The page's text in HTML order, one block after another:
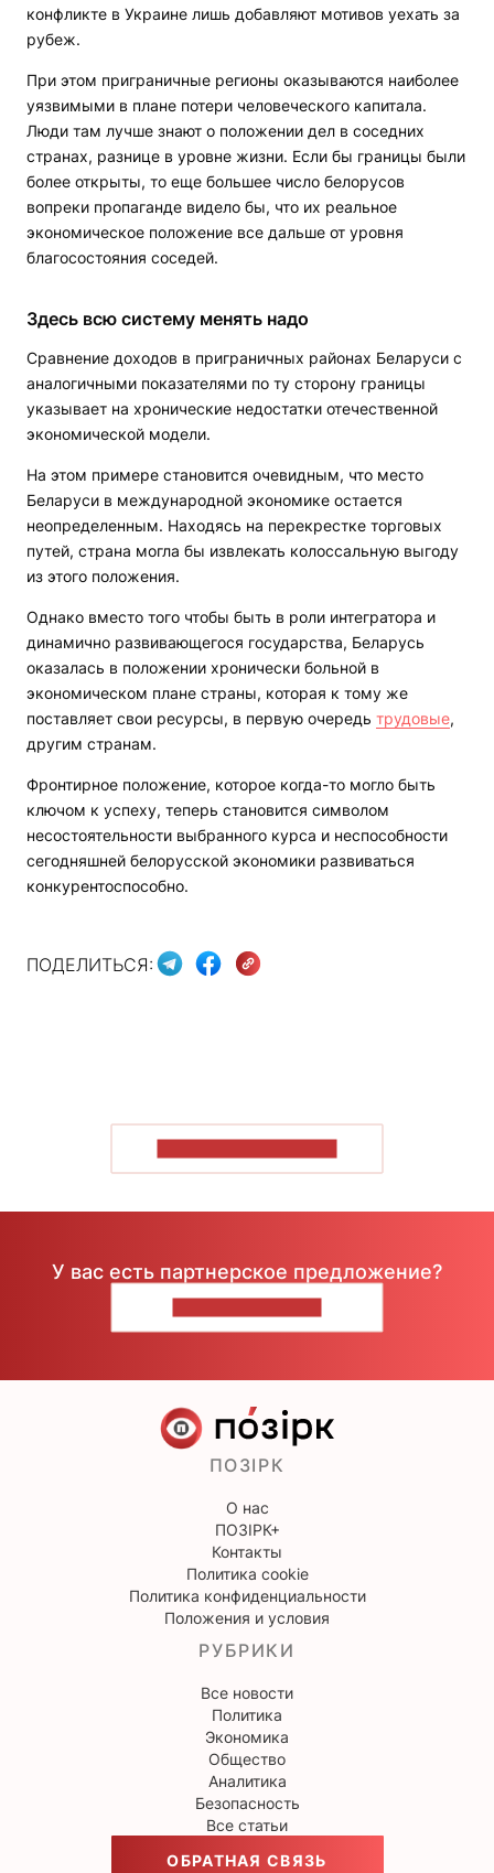
конфликте в Украине лишь добавляют мотивов уехать за
рубеж.
При этом приграничные регионы оказываются наиболее
уязвимыми в плане потери человеческого капитала.
Люди там лучше знают о положении дел в соседних
странах, разнице в уровне жизни. Если бы границы были
более открыты, то еще большее число белорусов
вопреки пропаганде видело бы, что их реальное
экономическое положение все дальше от уровня
благосостояния соседей.
Здесь всю систему менять надо
Сравнение доходов в приграничных районах Беларуси с
аналогичными показателями по ту сторону границы
указывает на хронические недостатки отечественной
экономической модели.
На этом примере становится очевидным, что место
Беларуси в международной экономике остается
неопределенным. Находясь на перекрестке торговых
путей, страна могла бы извлекать колоссальную выгоду
из этого положения.
Однако вместо того чтобы быть в роли интегратора и
динамично развивающегося государства, Беларусь
оказалась в положении хронически больной в
экономическом плане страны, которая к тому же
поставляет свои ресурсы, в первую очередь трудовые,
другим странам.
Фронтирное положение, которое когда-то могло быть
ключом к успеху, теперь становится символом
несостоятельности выбранного курса и неспособности
сегодняшней белорусской экономики развиваться
конкурентоспособно.
ПОДЕЛИТЬСЯ:
У вас есть партнерское предложение?
ПОЗІРК
О нас
ПОЗІРК+
Контакты
Политика cookie
Политика конфиденциальности
Положения и условия
РУБРИКИ
Все новости
Политика
Экономика
Общество
Аналитика
Безопасность
Все статьи
ОБРАТНАЯ СВЯЗЬ